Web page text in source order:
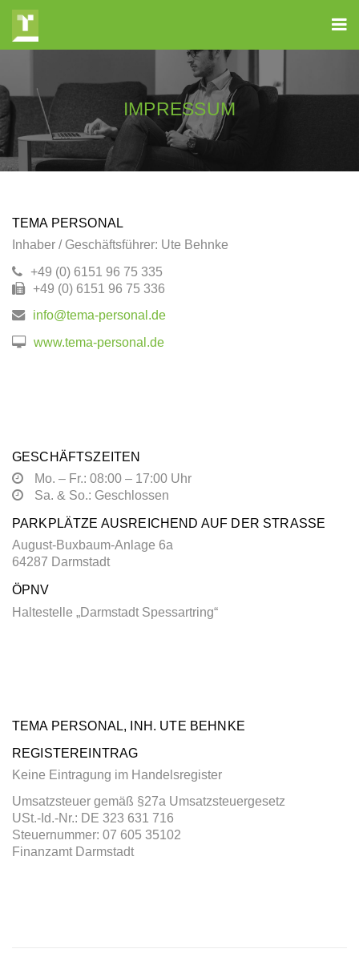
IMPRESSUM
TEMA PERSONAL
Inhaber / Geschäftsführer: Ute Behnke
+49 (0) 6151 96 75 335
+49 (0) 6151 96 75 336
info@tema-personal.de
www.tema-personal.de
GESCHÄFTSZEITEN
Mo. – Fr.: 08:00 – 17:00 Uhr
Sa. & So.: Geschlossen
PARKPLÄTZE AUSREICHEND AUF DER STRASSE
August-Buxbaum-Anlage 6a
64287 Darmstadt
ÖPNV
Haltestelle „Darmstadt Spessartring“
TEMA PERSONAL, INH. UTE BEHNKE
REGISTEREINTRAG
Keine Eintragung im Handelsregister
Umsatzsteuer gemäß §27a Umsatzsteuergesetz
USt.-Id.-Nr.: DE 323 631 716
Steuernummer: 07 605 35102
Finanzamt Darmstadt